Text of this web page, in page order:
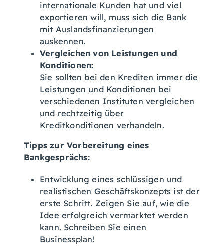
internationale Kunden hat und viel
exportieren will, muss sich die Bank
mit Auslandsfinanzierungen
auskennen.
Vergleichen von Leistungen und
Konditionen:
Sie sollten bei den Krediten immer die
Leistungen und Konditionen bei
verschiedenen Instituten vergleichen
und rechtzeitig über
Kreditkonditionen verhandeln.
Tipps zur Vorbereitung eines
Bankgesprächs:
Entwicklung eines schlüssigen und
realistischen Geschäftskonzepts ist der
erste Schritt. Zeigen Sie auf, wie die
Idee erfolgreich vermarktet werden
kann. Schreiben Sie einen
Businessplan!